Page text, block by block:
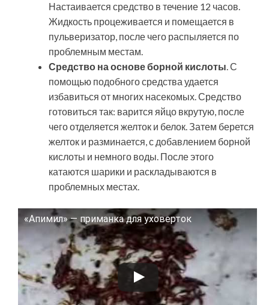
Настаивается средство в течение 12 часов.
Жидкость процеживается и помещается в
пульверизатор, после чего распыляется по
проблемным местам.
Средство на основе борной кислоты. С
помощью подобного средства удается
избавиться от многих насекомых. Средство
готовиться так: варится яйцо вкрутую, после
чего отделяется желток и белок. Затем берется
желток и разминается, с добавлением борной
кислоты и немного воды. После этого
катаются шарики и раскладываются в
проблемных местах.
«Апимил» — приманка для уховерток
Смотрите это видео на YouTube